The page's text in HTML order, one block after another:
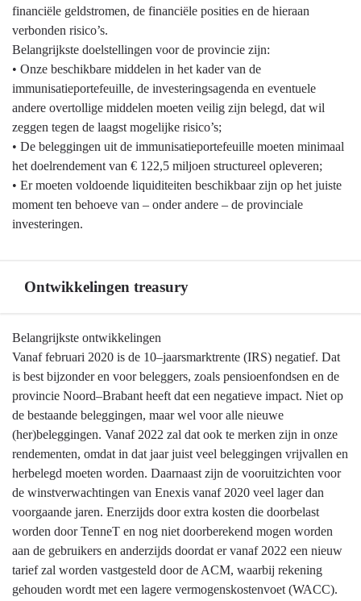
Financiering,
treasury
Inleiding
financiële geldstromen, de financiële posities en de hieraan
verbonden risico’s.
Belangrijkste doelstellingen voor de provincie zijn:
• Onze beschikbare middelen in het kader van de
immunisatieportefeuille, de investeringsagenda en eventuele
andere overtollige middelen moeten veilig zijn belegd, dat wil
zeggen tegen de laagst mogelijke risico’s;
• De beleggingen uit de immunisatieportefeuille moeten minimaal
het doelrendement van € 122,5 miljoen structureel opleveren;
• Er moeten voldoende liquiditeiten beschikbaar zijn op het juiste
moment ten behoeve van – onder andere – de provinciale
investeringen.
Ontwikkelingen treasury
Terug
naar
navigatie
Financiering,
treasury
Ontwikkelingen
treasury
Belangrijkste ontwikkelingen
Vanaf februari 2020 is de 10–jaarsmarktrente (IRS) negatief. Dat
is best bijzonder en voor beleggers, zoals pensioenfondsen en de
provincie Noord–Brabant heeft dat een negatieve impact. Niet op
de bestaande beleggingen, maar wel voor alle nieuwe
(her)beleggingen. Vanaf 2022 zal dat ook te merken zijn in onze
rendementen, omdat in dat jaar juist veel beleggingen vrijvallen en
herbelegd moeten worden. Daarnaast zijn de vooruitzichten voor
de winstverwachtingen van Enexis vanaf 2020 veel lager dan
voorgaande jaren. Enerzijds door extra kosten die doorbelast
worden door TenneT en nog niet doorberekend mogen worden
aan de gebruikers en anderzijds doordat er vanaf 2022 een nieuw
tarief zal worden vastgesteld door de ACM, waarbij rekening
gehouden wordt met een lagere vermogenskostenvoet (WACC).